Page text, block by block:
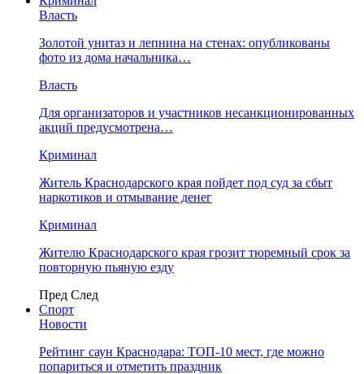
Власть
​Золотой унитаз и лепнина на стенах: опубликованы
фото из дома начальника…
Власть
Для организаторов и участников несанкционированных
акций предусмотрена…
Криминал
Житель Краснодарского края пойдет под суд за сбыт
наркотиков и отмывание денег
Криминал
Жителю Краснодарского края грозит тюремный срок за
повторную пьяную езду
Пред След
Спорт
Новости
Рейтинг саун Краснодара: ТОП-10 мест, где можно
попариться и отметить праздник